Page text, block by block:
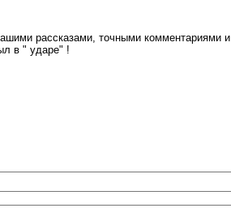
рассказами, точными комментариями и
в " ударе" !